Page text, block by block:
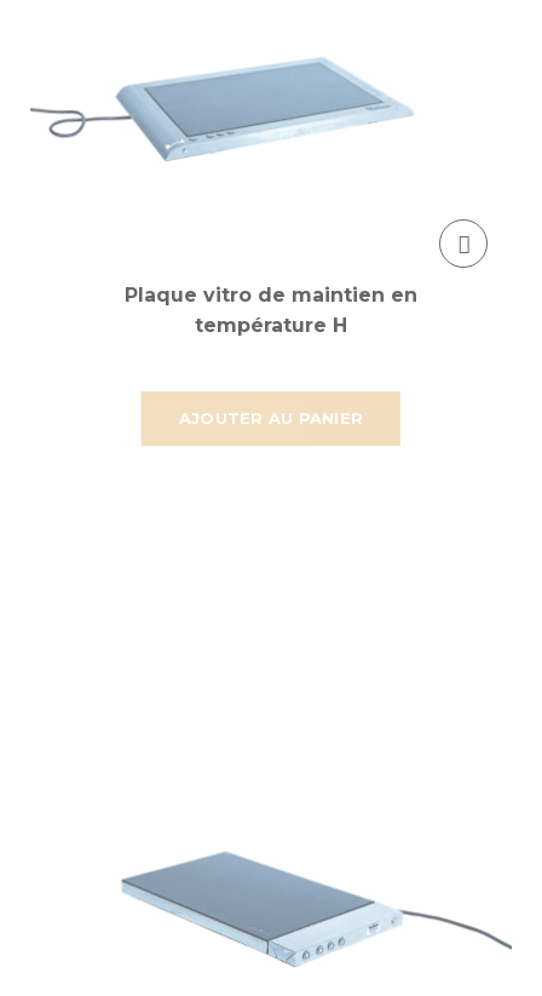
AJOUTER AU PANIER
Plaque vitro de maintien en
température H